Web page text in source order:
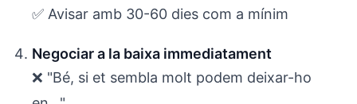
✅ Avisar amb 30-60 dies com a mínim
Negociar a la baixa immediatament
❌ "Bé, si et sembla molt podem deixar-ho